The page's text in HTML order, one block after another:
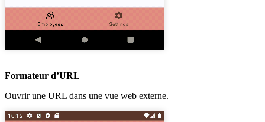
Formateur d’URL
Ouvrir une URL dans une vue web externe.